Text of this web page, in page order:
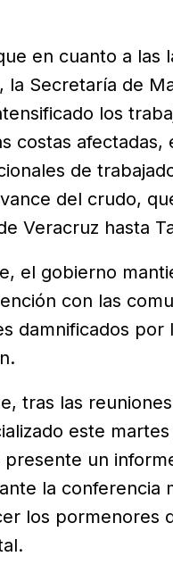
en cuanto a las
la Secretaría de
los
costas afectadas,
de
del crudo,
Veracruz hasta
el gobierno
con las
damnificados por
tras las
este
presente un
la conferencia
los pormenores